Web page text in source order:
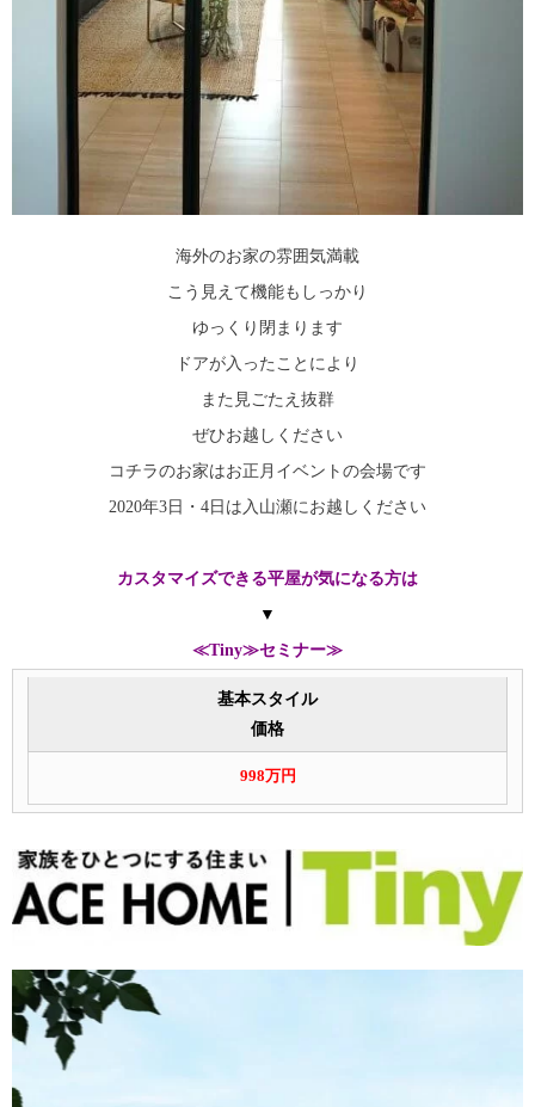
海外のお家の雰囲気満載
こう見えて機能もしっかり
ゆっくり閉まります
ドアが入ったことにより
また見ごたえ抜群
ぜひお越しください
コチラのお家はお正月イベントの会場です
2020年3日・4日は入山瀬にお越しください
カスタマイズできる平屋が気になる方は
▼
≪Tiny≫セミナー≫
基本スタイル
価格
998万円